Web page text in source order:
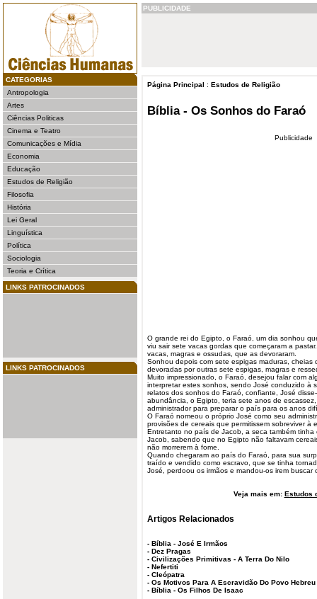
CATEGORIAS
Antropologia
Artes
Ciências Politicas
Cinema e Teatro
Comunicações e Mídia
Economia
Educação
Estudos de Religião
Filosofia
História
Lei Geral
Linguística
Política
Sociologia
Teoria e Crítica
LINKS PATROCINADOS
LINKS PATROCINADOS
PUBLICIDADE
Página Principal : Estudos de Religião
Bíblia - Os Sonhos do Faraó
Publicidade
O grande rei do Egipto, o Faraó, um dia sonhou
viu sair sete vacas gordas que começaram a
vacas, magras e ossudas, que as devoraram.
Sonhou depois com sete espigas maduras, cheias
devoradas por outras sete espigas, magras e
Muito impressionado, o Faraó, desejou falar com
interpretar estes sonhos, sendo José conduzido à
relatos dos sonhos do Faraó, confiante, José
abundância, o Egipto, teria sete anos de
administradorpara prepararo país para os anos
O Faraó nomeou o próprio José como seu
provisões de cereais que permitissem sobreviver à
Entretanto no país de Jacob, a seca também tinha
Jacob, sabendo que no Egipto não faltavam
não morrerem à fome.
Quando chegaram ao país do Faraó, para sua
traído e vendido como escravo, que se tinha
José, perdoou os irmãos e mandou-os irem
Veja mais em: Estudos
Artigos Relacionados
- Bíblia - José E Irmãos
- Dez Pragas
- Civilizações Primitivas - A Terra Do Nilo
- Nefertiti
- Cleópatra
- Os Motivos Para A Escravidão Do Povo
- Bíblia - Os Filhos De Isaac